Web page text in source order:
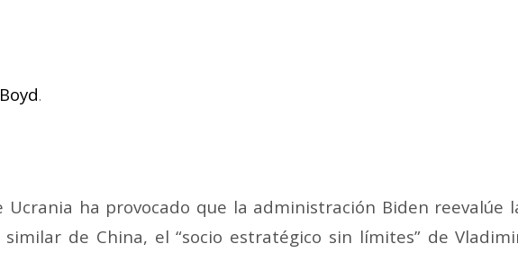
.
Ucrania ha provocado que la administración Biden reevalúe
de China, el “socio estratégico sin límites” de